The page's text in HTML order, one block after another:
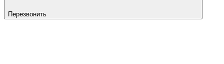
Перезвонить